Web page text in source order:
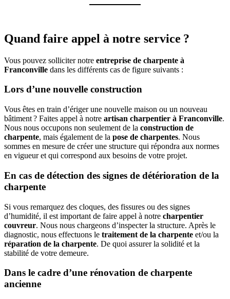
Quand faire appel à notre service ?
Vous pouvez solliciter notre entreprise de charpente à
Franconville dans les différents cas de figure suivants :
Lors d’une nouvelle construction
Vous êtes en train d’ériger une nouvelle maison ou un nouveau
bâtiment ? Faites appel à notre artisan charpentier à Franconville.
Nous nous occupons non seulement de la construction de
charpente, mais également de la pose de charpentes. Nous
sommes en mesure de créer une structure qui répondra aux normes
en vigueur et qui correspond aux besoins de votre projet.
En cas de détection des signes de détérioration de la
charpente
Si vous remarquez des cloques, des fissures ou des signes
d’humidité, il est important de faire appel à notre charpentier
couvreur. Nous nous chargeons d’inspecter la structure. Après le
diagnostic, nous effectuons le traitement de la charpente et/ou la
réparation de la charpente. De quoi assurer la solidité et la
stabilité de votre demeure.
Dans le cadre d’une rénovation de charpente
ancienne